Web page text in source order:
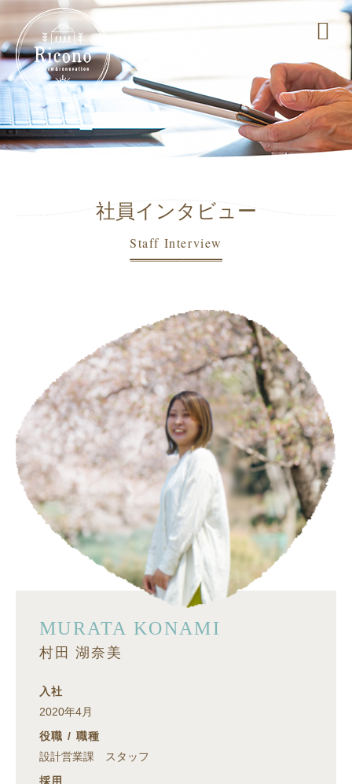
社員インタビュー
Staff Interview
MURATA KONAMI
村田 湖奈美
入社
2020年4月
役職 / 職種
設計営業課 スタッフ
採用